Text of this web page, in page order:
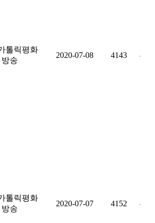
톨릭평화
방송
2020-07-08 4143 -
톨릭평화
방송
2020-07-07 4152 -